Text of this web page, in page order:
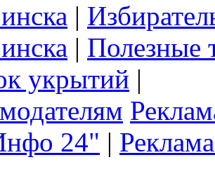
|
| Полезные
укрытий |
24" |